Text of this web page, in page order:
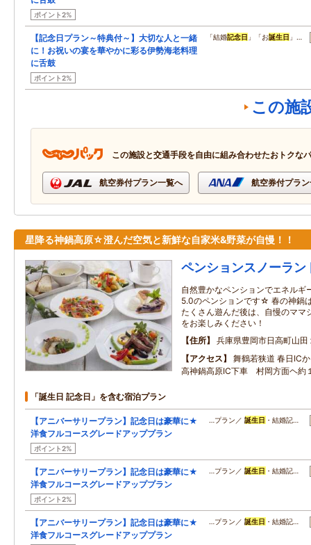
ポイント2%
【記念日プラン～特典付～】大切な人と一緒
に！お祝いの宴を華やかに彩る伊勢海老料理
に舌鼓
ポイント2%
「結婚記念日 」「お誕生日 」…
この施
この施設と交通手段を自由に組み合わせたおトクな
航空券付プラン一覧へ 航空券付プラ
星降る神鍋高原☆澄んだ空気と新鮮な自家米&野菜が自慢！！
ペンションスノーラン
自然豊かなペンションでエネルギ
5.0のペンションです☆ 春の神鍋
たくさん遊んだ後は、自慢のママ
をお楽しみください！
住所
兵庫県豊岡市日高町山田
アクセス
舞鶴若狭道 春日IC
高神鍋高原IC下車 村岡方面ヘ約
「誕生日 記念日」を含む宿泊プラン
【アニバーサリープラン】記念日は豪華に★
洋食フルコースグレードアッププラン
ポイント2%
…プラン／誕生日 ・結婚記…
【アニバーサリープラン】記念日は豪華に★
洋食フルコースグレードアッププラン
ポイント2%
…プラン／誕生日 ・結婚記…
【アニバーサリープラン】記念日は豪華に★
洋食フルコースグレードアッププラン
…プラン／誕生日 ・結婚記…